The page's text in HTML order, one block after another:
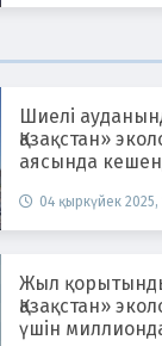
Шиелі
Қазақстан»
аясында
04 қыркүйек 2025,
Жыл
Қазақстан»
үшін